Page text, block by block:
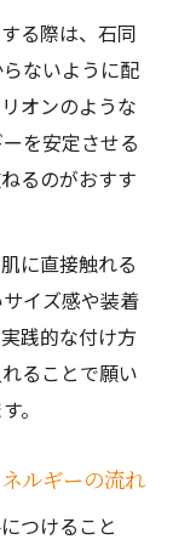
る際は、石同
ないように配
オンのような
を安定させる
るのがおすす
に直接触れる
イズ感や装着
践的な付け方
ることで願い
。
ルギーの流れ
つけること